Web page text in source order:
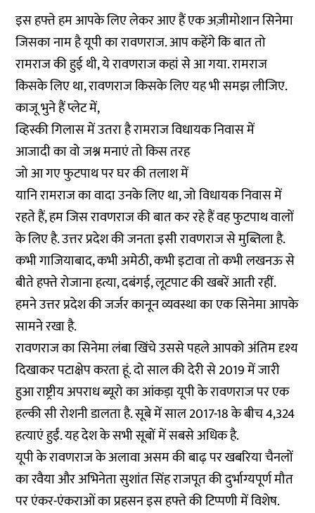
इस हफ्ते हम आपके लिए लेकर आए हैं एक अज़ीमोशान सिनेमा
जिसका नाम है यूपी का रावणराज. आप कहेंगे कि बात तो
रामराज की हुई थी, ये रावणराज कहां से आ गया. रामराज
किसके लिए था, रावणराज किसके लिए यह भी समझ लीजिए.
काजू भुने हैं प्लेट में,
व्हिस्की गिलास में उतरा है रामराज विधायक निवास में
आजादी का वो जश्न मनाएं तो किस तरह
जो आ गए फुटपाथ पर घर की तलाश में
यानि रामराज का वादा उनके लिए था, जो विधायक निवास में
रहते हैं, हम जिस रावणराज की बात कर रहे हैं वह फुटपाथ वालों
के लिए है. उत्तर प्रदेश की जनता इसी रावणराज से मुब्तिला है.
कभी गाजियाबाद, कभी अमेठी, कभी इटावा तो कभी लखनऊ से
बीते हफ्ते रोजाना हत्या, दबंगई, लूटपाट की खबरें आती रहीं.
हमने उत्तर प्रदेश की जर्जर कानून व्यवस्था का एक सिनेमा आपके
सामने रखा है.
रावणराज का सिनेमा लंबा खिंचे उससे पहले आपको अंतिम दृश्य
दिखाकर पटाक्षेप करता हूं. दो साल की देरी से 2019 में जारी
हुआ राष्ट्रीय अपराध ब्यूरो का आंकड़ा यूपी के रावणराज पर एक
हल्की सी रोशनी डालता है. सूबे में साल 2017-18 के बीच 4,324
हत्याएं हुईं. यह देश के सभी सूबों में सबसे अधिक है.
यूपी के रावणराज के अलावा असम की बाढ़ पर खबरिया चैनलों
का रवैया और अभिनेता सुशांत सिंह राजपूत की दुर्भाग्यपूर्ण मौत
पर एंकर-एंकराओं का प्रहसन इस हफ्ते की टिप्पणी में विशेष.